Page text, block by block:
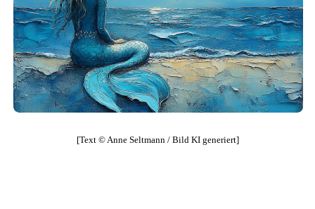
[Text © Anne Seltmann / Bild KI generiert]